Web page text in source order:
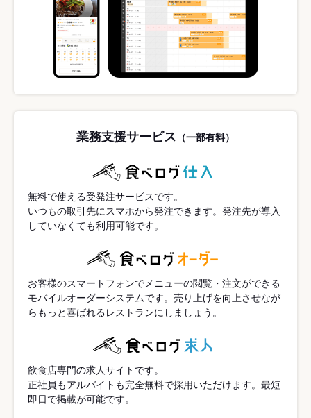
業務支援サービス （一部有料）
無料で使える受発注サービスです。
いつもの取引先にスマホから発注できます。発注先が導入
していなくても利用可能です。
お客様のスマートフォンでメニューの閲覧・注文ができる
モバイルオーダーシステムです。売り上げを向上させなが
らもっと喜ばれるレストランにしましょう。
飲食店専門の求人サイトです。
正社員もアルバイトも完全無料で採用いただけます。最短
即日で掲載が可能です。